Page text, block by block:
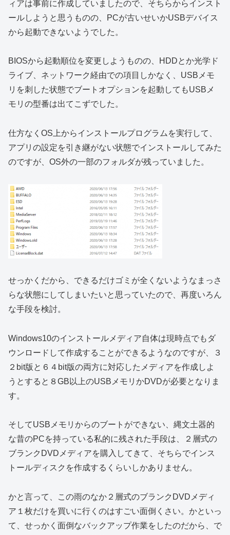
ィアは事前に作成していましたので、そちらからインスト
ールしようと思うものの、PCが古いせいかUSBデバイス
から起動できないようでした。
BIOSから起動順位を変更しようものの、HDDとか光学ド
ライブ、ネットワーク経由での項目しかなく、USBメモ
リを刺した状態でブートオプションを起動してもUSBメ
モリの型番は出てこずでした。
仕方なくOS上からインストールプログラムを実行して、
アプリの設定を引き継がない状態でインストールしてみた
のですが、OS外の一部のフォルダが残っていました。
せっかくだから、できるだけゴミが全くないようなまっさ
らな状態にしてしまいたいと思っていたので、再度いろん
な手段を検討。
Windows10のインストールメディア自体は現時点でもダ
ウンロードして作成することができるようなのですが、３
２bit版と６４bit版の両方に対応したメディアを作成しよ
うとすると８GB以上のUSBメモリかDVDが必要となりま
す。
そしてUSBメモリからのブートができない、縄文土器的
な昔のPCを持っている私的に残された手段は、２層式の
ブランクDVDメディアを購入してきて、そちらでインス
トールディスクを作成するくらいしかありません。
かと言って、この雨のなか２層式のブランクDVDメディ
ア１枚だけを買いに行くのはすごい面倒くさい。かといっ
て、せっかく面倒なバックアップ作業をしたのだから、で